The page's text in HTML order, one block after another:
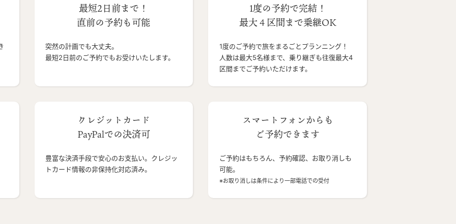
最短2日前まで！
直前の予約も可能
突然の計画でも大丈夫。
最短2日前のご予約でもお受けいたします。
1度の予約で完結！
最大４区間まで乗継OK
1度のご予約で旅をまるごとプランニング！
人数は最大5名様まで、乗り継ぎも往復最大4
区間までご予約いただけます。
クレジットカード
PayPalでの決済可
豊富な決済手段で安心のお支払い。クレジッ
トカード情報の非保持化対応済み。
スマートフォンからも
ご予約できます
ご予約はもちろん、予約確認、お取り消しも
可能。
※お取り消しは条件により一部電話での受付